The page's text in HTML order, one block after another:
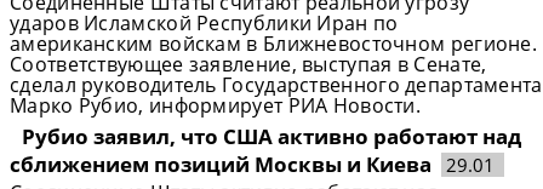
ударов Исламской Республики Иран по
американским войскам в Ближневосточном регионе.
Соответствующее заявление, выступая в Сенате,
сделал руководитель Государственного департамента
Марко Рубио, информирует РИА Новости.
Рубио заявил, что США активно работают над
сближением позиций Москвы и Киева
29.01